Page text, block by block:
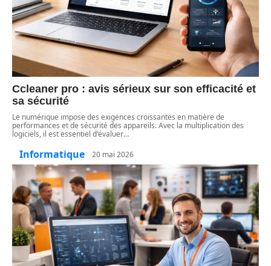
Ccleaner pro : avis sérieux sur son efficacité et
sa sécurité
Le numérique impose des exigences croissantes en matière de
performances et de sécurité des appareils. Avec la multiplication des
logiciels, il est essentiel d'évaluer…
Informatique 20 mai 2026